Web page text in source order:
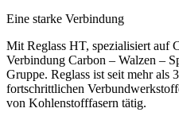
Eine starke Verbindung
Mit Reglass HT, spezialisiert auf
Verbindung Carbon – Walzen –
Gruppe. Reglass ist seit mehr als
fortschrittlichen
von Kohlenstofffasern tätig.